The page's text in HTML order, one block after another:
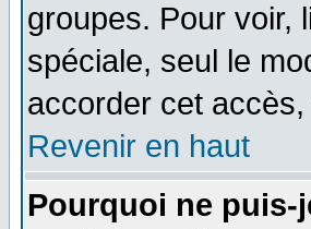
groupes. Pour voir,
spéciale, seul le
accorder cet
Revenir en haut
Pourquoi ne puis-